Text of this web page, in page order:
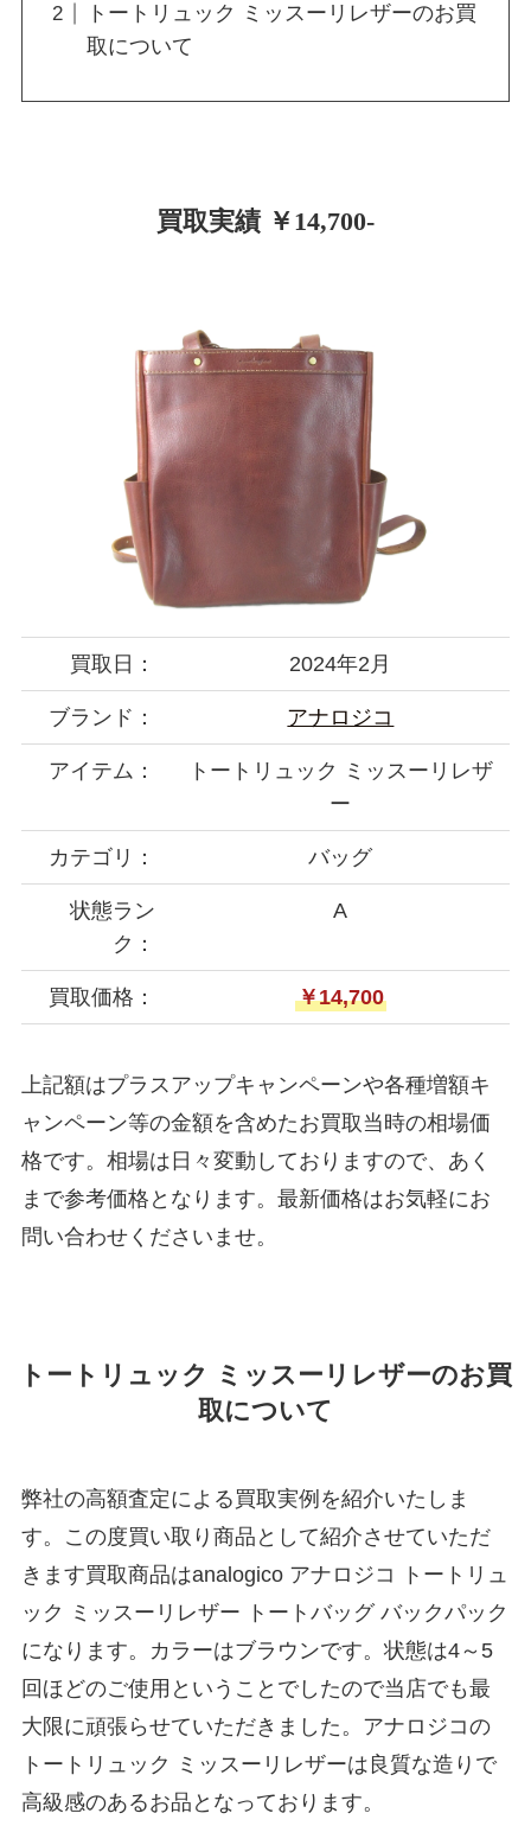
トートリュック ミッスーリレザーのお買
取について
買取実績 ￥14,700-
買取日： 2024年2月
ブランド： アナロジコ
アイテム：
トートリュック ミッスーリレザ
ー
カテゴリ： バッグ
状態ラン
ク：
A
買取価格： ￥14,700
上記額はプラスアップキャンペーンや各種増額キ
ャンペーン等の金額を含めたお買取当時の相場価
格です。相場は日々変動しておりますので、あく
まで参考価格となります。最新価格はお気軽にお
問い合わせくださいませ。
トートリュック ミッスーリレザーのお買
取について
弊社の高額査定による買取実例を紹介いたしま
す。この度買い取り商品として紹介させていただ
きます買取商品はanalogico アナロジコ トートリュ
ック ミッスーリレザー トートバッグ バックパック
になります。カラーはブラウンです。状態は4～5
回ほどのご使用ということでしたので当店でも最
大限に頑張らせていただきました。アナロジコの
トートリュック ミッスーリレザーは良質な造りで
高級感のあるお品となっております。